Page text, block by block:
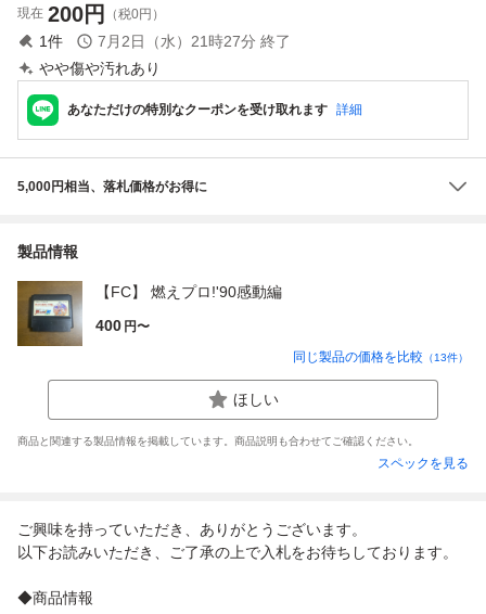
現在 200円 （税0円）
1件 7月2日（水）21時27分 終了
やや傷や汚れあり
あなただけの特別なクーポンを受け取れます 詳細
5,000円相当、落札価格がお得に
製品情報
【FC】 燃えプロ!'90感動編
400 円〜
同じ製品の価格を比較 （13件）
ほしい
商品と関連する製品情報を掲載しています。商品説明も合わせてご確認ください。
スペックを見る
ご興味を持っていただき、ありがとうございます。
以下お読みいただき、ご了承の上で入札をお待ちしております。
◆商品情報